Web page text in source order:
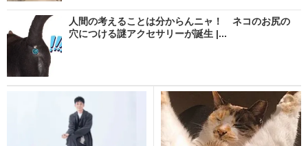
人間の考えることは分からんニャ！ ネコのお尻の
穴につける謎アクセサリーが誕生 |...